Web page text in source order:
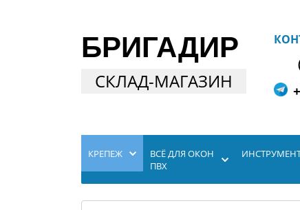
БРИГАДИР
СКЛАД-МАГАЗИН
КРЕПЕЖ
ВСЁ ДЛЯ ОКОН
ПВХ